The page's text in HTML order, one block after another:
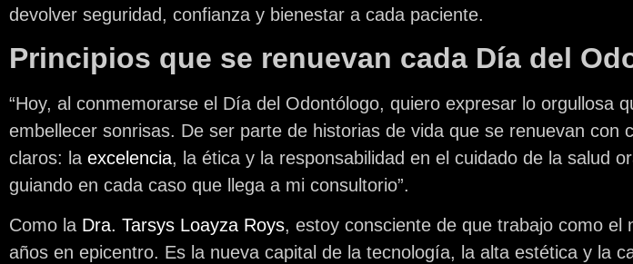
devolver seguridad, confianza y bienestar a cada paciente.
Principios que se renuevan cada Día del
“Hoy, al conmemorarse el Día del Odontólogo, quiero expresar lo orgullosa
embellecer sonrisas. De ser parte de historias de vida que se renuevan con
claros: la excelencia, la ética y la responsabilidad en el cuidado de la salud
guiando en cada caso que llega a mi consultorio”.
Como la Dra. Tarsys Loayza Roys, estoy consciente de que trabajo como el
años en epicentro. Es la nueva capital de la tecnología, la alta estética y la